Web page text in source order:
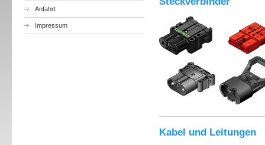
Anfahrt
Impressum
Kabel und Leitungen